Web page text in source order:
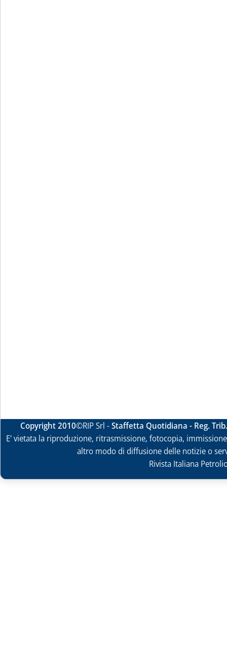
Copyright 2010©RIP Srl -Staffetta Quotidiana - Reg.
E' vietata la riproduzione, ritrasmissione, fotocopia,
altro modo di diffusione delle notizie o
Rivista Italiana